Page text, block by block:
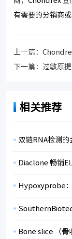
有需要的分销商
上一篇：
下一篇：过敏原
相关推荐
双链RNA检测的
Diaclone 畅销
Hypoxyprobe
Bone slice （骨